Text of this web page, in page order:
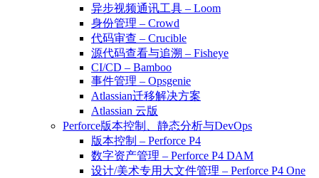
异步视频通讯工具 – Loom
身份管理 – Crowd
代码审查 – Crucible
源代码查看与追溯 – Fisheye
CI/CD – Bamboo
事件管理 – Opsgenie
Atlassian迁移解决方案
Atlassian 云版
Perforce版本控制、静态分析与DevOps
版本控制 – Perforce P4
数字资产管理 – Perforce P4 DAM
设计/美术专用大文件管理 – Perforce P4 One